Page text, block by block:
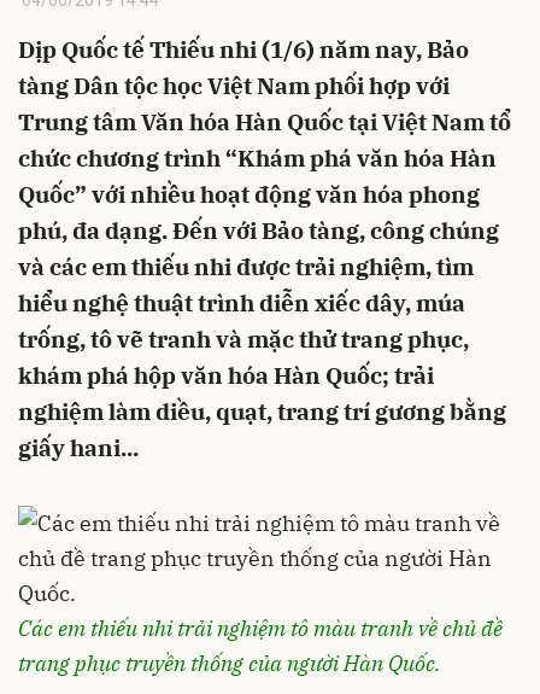
Dịp Quốc tế Thiếu nhi (1/6) năm nay, Bảo
tàng Dân tộc học Việt Nam phối hợp với
Trung tâm Văn hóa Hàn Quốc tại Việt Nam tổ
chức chương trình “Khám phá văn hóa Hàn
Quốc” với nhiều hoạt động văn hóa phong
phú, đa dạng. Đến với Bảo tàng, công chúng
và các em thiếu nhi được trải nghiệm, tìm
hiểu nghệ thuật trình diễn xiếc dây, múa
trống, tô vẽ tranh và mặc thử trang phục,
khám phá hộp văn hóa Hàn Quốc; trải
nghiệm làm diều, quạt, trang trí gương bằng
giấy hani...
Các em thiếu nhi trải nghiệm tô màu tranh về chủ đề
trang phục truyền thống của người Hàn Quốc.
Hủy Gửi